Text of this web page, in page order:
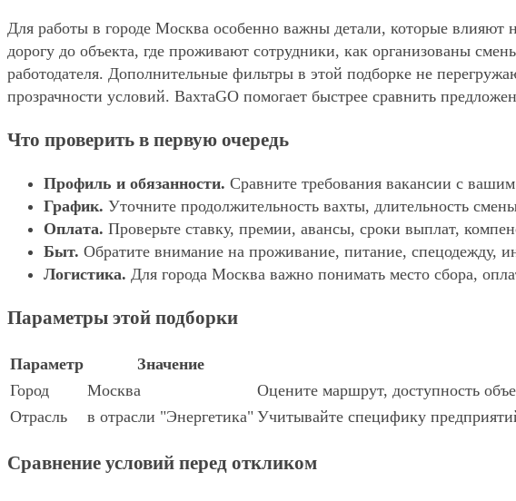
Для работы в городе Москва особенно важны детали, которые влияют
дорогу до объекта, где проживают сотрудники, как организованы
работодателя. Дополнительные фильтры в этой подборке не
прозрачности условий. ВахтаGO помогает быстрее сравнить
Что проверить в первую очередь
Профиль и обязанности. Сравните требования вакансии с
График. Уточните продолжительность вахты, длительность
Оплата. Проверьте ставку, премии, авансы, сроки выплат,
Быт. Обратите внимание на проживание, питание, спецодежду,
Логистика. Для города Москва важно понимать место сбора,
Параметры этой подборки
Параметр Значение
Город
Москва
Оцените маршрут, доступность
Отрасль
в отрасли "Энергетика" Учитывайте специфику
Сравнение условий перед откликом